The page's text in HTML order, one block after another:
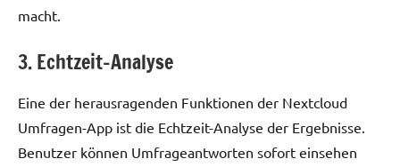
macht.
3. Echtzeit-Analyse
Eine der herausragenden Funktionen der Nextcloud
Umfragen-App ist die Echtzeit-Analyse der Ergebnisse.
Benutzer können Umfrageantworten sofort einsehen